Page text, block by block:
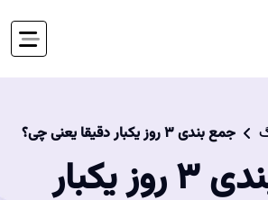
جمع بندی ۳ روز یکبار دقیقا یعنی چی؟
جمع بندی ۳ روز یکبار